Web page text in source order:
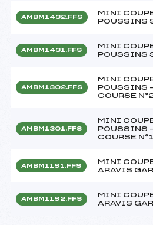
AMBM1432.FFS
MINI
POUSSINS
AMBM1431.FFS
MINI
POUSSINS
AMBM1302.FFS
MINI
POUSSINS –
COURSE
AMBM1301.FFS
MINI
POUSSINS –
COURSE N°1
AMBM1191.FFS
MINI
ARAVIS
AMBM1192.FFS
MINI
ARAVIS